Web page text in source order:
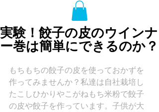
実験！餃子の皮のウインナ
ー巻は簡単にできるのか？
もちもちの餃子の皮を使っておかずを
作ってみませんか？私達は自社栽培し
たこしひかりやこがねもち米粉で餃子
の皮や餃子を作っています。子供が大